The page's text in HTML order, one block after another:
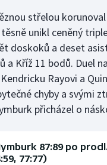
střelou
unikl ceněný
doskoků a deset
a Kříž 11 bodů. Duel
Rayovi a
chyby a svými
přicházel o
87:89 po
77:77)